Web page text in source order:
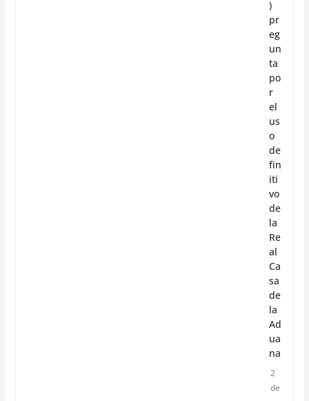
)
pr
eg
un
ta
po
r
el
us
o
de
fin
iti
vo
de
la
Re
al
Ca
sa
de
la
Ad
ua
na
2
de